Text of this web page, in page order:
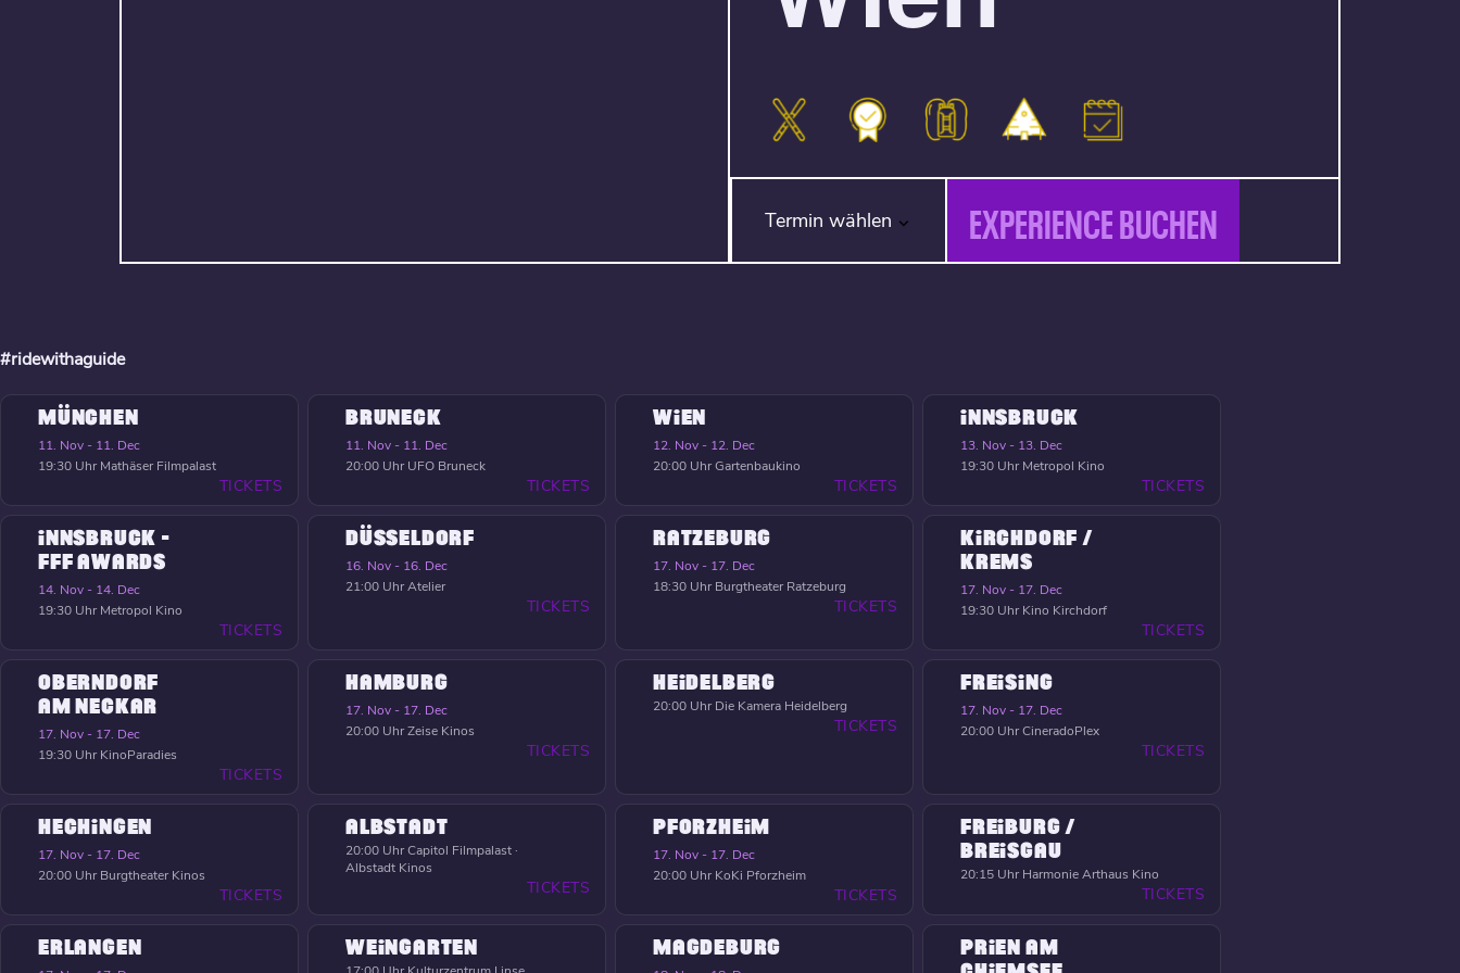
Termin wählen EXPERIENCE BUCHEN
#ridewithaguide
MÜNCHEN
11. Nov - 11. Dec
19:30 Uhr Mathäser Filmpalast
TICKETS
BRUNECK
11. Nov - 11. Dec
20:00 Uhr UFO Bruneck
TICKETS
WIEN
12. Nov - 12. Dec
20:00 UhrGartenbaukino
TICKETS
INNSBRUCK
13. Nov - 13. Dec
19:30 Uhr Metropol Kino
TICKETS
INNSBRUCK -
FFF AWARDS
14. Nov - 14. Dec
19:30 Uhr Metropol Kino
TICKETS
DÜSSELDORF
16. Nov - 16. Dec
21:00 UhrAtelier
TICKETS
RATZEBURG
17. Nov - 17. Dec
18:30 Uhr Burgtheater Ratzeburg
TICKETS
KIRCHDORF /
KREMS
17. Nov - 17. Dec
19:30 Uhr Kino Kirchdorf
TICKETS
OBERNDORF
AM NECKAR
17. Nov - 17. Dec
19:30 Uhr KinoParadies
TICKETS
HAMBURG
17. Nov - 17. Dec
20:00 UhrZeise Kinos
TICKETS
HEIDELBERG
20:00 Uhr Die Kamera Heidelberg
TICKETS
FREISING
17. Nov - 17. Dec
20:00 UhrCineradoPlex
TICKETS
HECHINGEN
17. Nov - 17. Dec
20:00 Uhr Burgtheater Kinos
TICKETS
ALBSTADT
20:00 UhrCapitol Filmpalast ·
Albstadt Kinos
TICKETS
PFORZHEIM
17. Nov - 17. Dec
20:00 Uhr KoKi Pforzheim
TICKETS
FREIBURG /
BREISGAU
20:15 Uhr Harmonie Arthaus Kino
TICKETS
ERLANGEN WEINGARTEN MAGDEBURG
PRIEN AM